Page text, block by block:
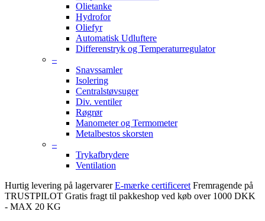
Olietanke
Hydrofor
Oliefyr
Automatisk Udluftere
Differenstryk og Temperaturregulator
–
Snavssamler
Isolering
Centralstøvsuger
Div. ventiler
Røgrør
Manometer og Termometer
Metalbestos skorsten
–
Trykafbrydere
Ventilation
Hurtig levering på lagervarer E-mærke certificeret Fremragende på
TRUSTPILOT Gratis fragt til pakkeshop ved køb over 1000 DKK
- MAX 20 KG